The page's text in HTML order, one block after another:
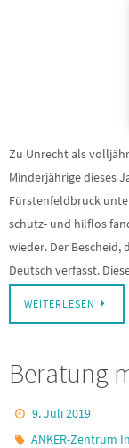
Zu Unrecht als
Minderjährige dieses
Fürstenfeldbruck
schutz- und hilflos
wieder. Der Bescheid,
Deutsch verfasst.
WEITERLESEN
Beratung
9. Juli 2019
ANKER-Zentrum